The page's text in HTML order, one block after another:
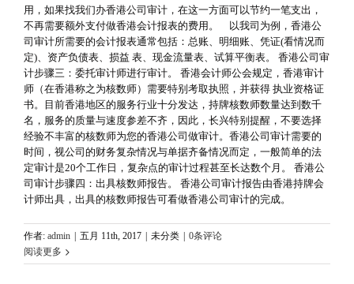
用，如果找我们办香港公司审计，在这一方面可以节约一笔支出，
不再需要额外支付做香港会计报表的费用。 以我司为例，香港公
司审计所需要的会计报表通常包括：总账、明细账、凭证(看情况而
定)、资产负债表、损益 表、现金流量表、试算平衡表。 香港公司审
计步骤三：委托审计师进行审计。 香港会计师公会规定，香港审计
师（在香港称之为核数师）需要特别考取执照，并获得 执业资格证
书。目前香港地区的服务行业十分发达，持牌核数师数量达到数千
名，服务的质量与速度参差不齐，因此，长兴特别提醒，不要选择
经验不丰富的核数师为您的香港公司做审计。香港公司审计需要的
时间，视公司的财务复杂情况与单据齐备情况而定，一般简单的法
定审计是20个工作日，复杂点的审计过程甚至长达数个月。 香港公
司审计步骤四：出具核数师报告。 香港公司审计报告由香港持牌会
计师出具，出具的核数师报告可看做香港公司审计的完成。
作者: admin 五月 11th, 2017 未分类
0条评论
阅读更多